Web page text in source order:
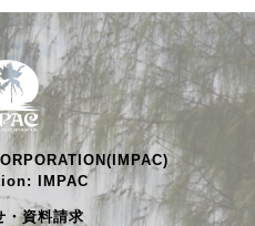
IMPAC
・資料請求